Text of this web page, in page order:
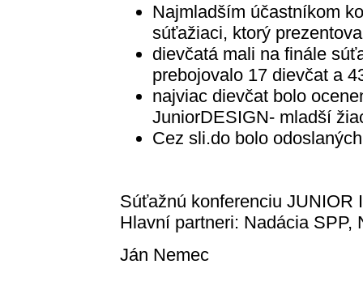
Najmladším účastníkom
súťažiaci, ktorý
dievčatá mali na finále
prebojovalo 17 dievčat a
najviac dievčat bolo
JuniorDESIGN- mladší
Cez sli.do bolo
Súťažnú konferenciu JUNIOR
Hlavní partneri: Nadácia SPP,
Ján Nemec